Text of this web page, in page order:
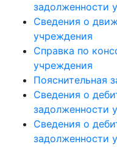
задолженности
Сведения о
учреждения
Справка по
учреждения
Пояснительная
Сведения о
задолженности
Сведения о
задолженности